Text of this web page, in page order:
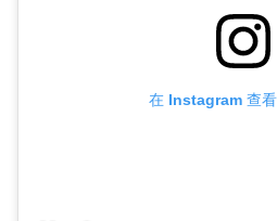
在 Instagram 查